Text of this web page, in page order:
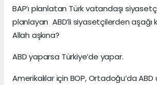
BAP’ı planlatan Türk vatandaşı
planlayan ABD’li siyasetçilerden aşağı
Allah aşkına?
ABD yaparsa Türkiye’de yapar.
Amerikalılar için BOP, Ortadoğu’da ABD